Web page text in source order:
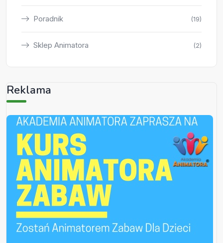
Poradnik (19)
Sklep Animatora (2)
Reklama